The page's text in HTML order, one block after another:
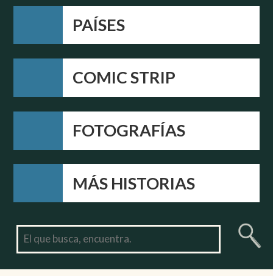
PAÍSES
COMIC STRIP
FOTOGRAFÍAS
MÁS HISTORIAS